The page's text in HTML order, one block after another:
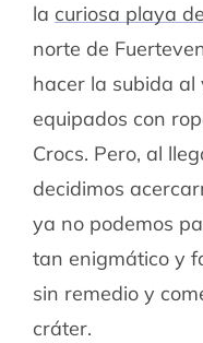
la curiosa playa
norte de
hacer la subida al
equipados con
Crocs. Pero, al
decidimos
ya no podemos
tan enigmático y
sin remedio y
cráter.